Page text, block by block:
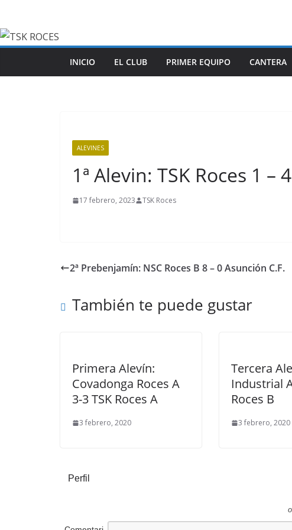
contenido
INICIO EL CLUB PRIMER EQUIPO CANTERA
ALEVINES
1ª Alevin: TSK Roces 1 –
17 febrero, 2023 TSK Roces
2ª Prebenjamín: NSC Roces B 8 – 0 Asunción C.F.
También te puede gustar
Primera Alevín:
Covadonga Roces A
3-3 TSK Roces A
3 febrero, 2020
Tercera
Industrial
Roces B
3 febrero, 2020
Perfil
o